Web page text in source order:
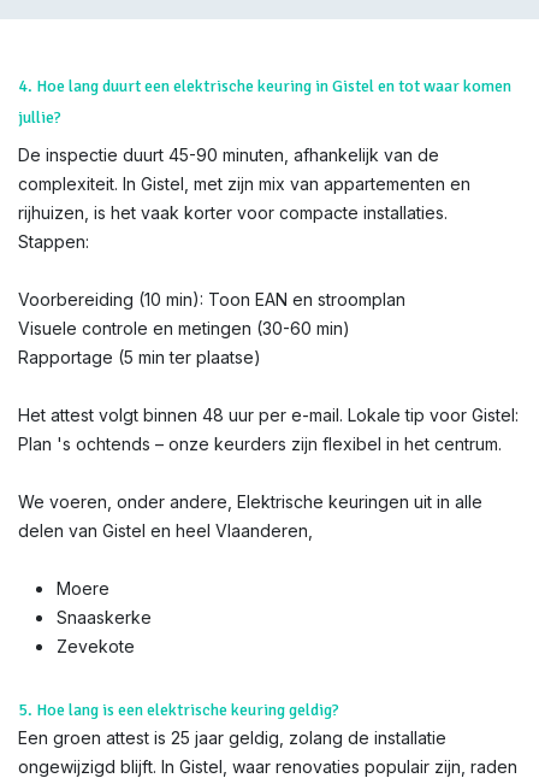
4. Hoe lang duurt een elektrische keuring in Gistel en tot waar komen
jullie?
De inspectie duurt 45-90 minuten, afhankelijk van de
complexiteit. In Gistel, met zijn mix van appartementen en
rijhuizen, is het vaak korter voor compacte installaties.
Stappen:
Voorbereiding (10 min): Toon EAN en stroomplan
Visuele controle en metingen (30-60 min)
Rapportage (5 min ter plaatse)
Het attest volgt binnen 48 uur per e-mail. Lokale tip voor Gistel:
Plan 's ochtends – onze keurders zijn flexibel in het centrum.
We voeren, onder andere, Elektrische keuringen uit in alle
delen van Gistel en heel Vlaanderen,
Moere
Snaaskerke
Zevekote
5. Hoe lang is een elektrische keuring geldig?
Een groen attest is 25 jaar geldig, zolang de installatie
ongewijzigd blijft. In Gistel, waar renovaties populair zijn, raden